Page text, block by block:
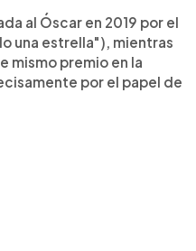
al Óscar en 2019 por el
una estrella"), mientras
mismo premio en la
por el papel de